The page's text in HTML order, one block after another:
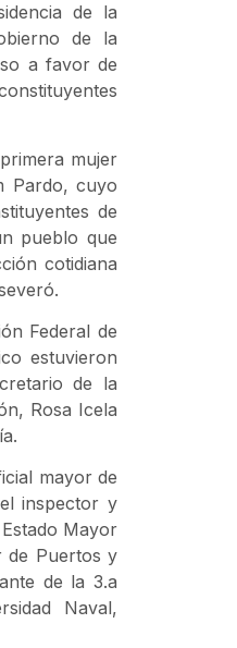
de la
de la
a favor de
mujer
Pardo, cuyo
de
pueblo que
cotidiana
Federal de
estuvieron
de la
Rosa Icela
mayor de
inspector y
Mayor
de Puertos y
de la 3.a
Naval,